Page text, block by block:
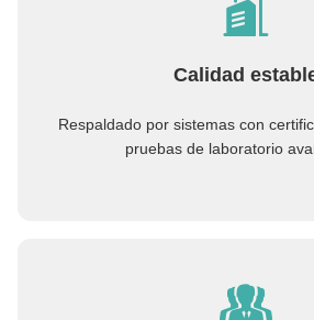
Calidad
Respaldado por sistemas con
pruebas de laboratorio